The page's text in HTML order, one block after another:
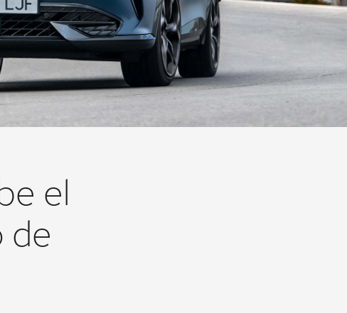
el
de